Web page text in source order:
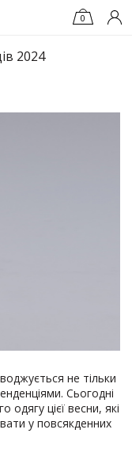
0
2024
не тільки
Сьогодні
цієї весни, які
у повсякденних